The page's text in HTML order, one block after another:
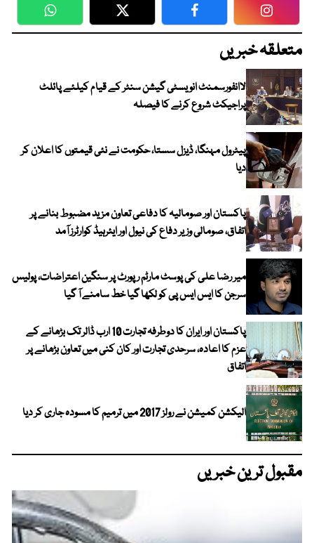
WhatsApp Twitter Facebook
متعلقہ خبریں
لاانفورسمنٹ انویسٹی گیشن سنٹر کے قیام کیلئے پائلٹ
پراجیکٹ شروع کرنے کا فیصلہ
پیٹرول مہنگا، ڈیزل سستا، حکومت نے نئی قیمتوں کا اعلان کر
دیا
پاکستان اور صومالیہ کا دفاعی تعاون مزید مضبوط بنانے پر
اتفاق، صومالی وزیر دفاع کی نیول اور ایئرہیڈ کوارٹرز آمد
میر رضا علی کی پوسٹ مارٹم رپورٹ پر سنگین اعتراضات، پولیس
سرجن کا ایس ایس پی کو لکھا گیا خط سامنے آ گیا
پاکستان اور ایران کا دوطرفہ تجارت 10 ارب ڈالر تک بڑھانے کے
عزم کا اعادہ، سرحدی تجارت اور کان کنی میں تعاون بڑھانے پر
اتفاق
الیکشن کمیشن نے رولز 2017 میں ترمیم کا مسودہ جاری کر دیا
مقبول ترین خبریں